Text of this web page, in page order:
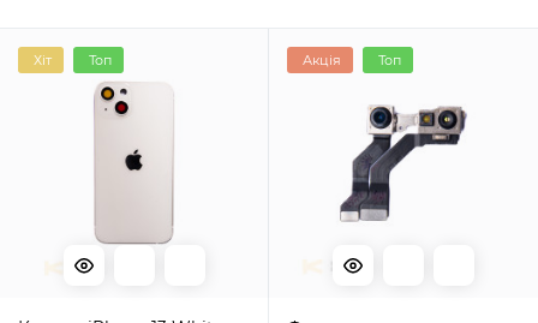
Хіт Топ Акція Топ